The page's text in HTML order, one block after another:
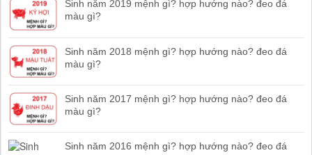
Sinh năm 2019 mệnh gì? hợp hướng nào? đeo đá
màu gì?
Sinh năm 2018 mệnh gì? hợp hướng nào? đeo đá
màu gì?
Sinh năm 2017 mệnh gì? hợp hướng nào? đeo đá
màu gì?
Sinh năm 2016 mệnh gì? hợp hướng nào? đeo đá